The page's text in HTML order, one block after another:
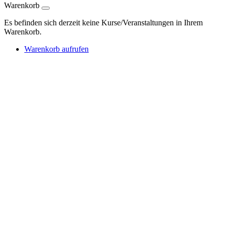
Warenkorb
Es befinden sich derzeit keine Kurse/Veranstaltungen in Ihrem
Warenkorb.
Warenkorb aufrufen